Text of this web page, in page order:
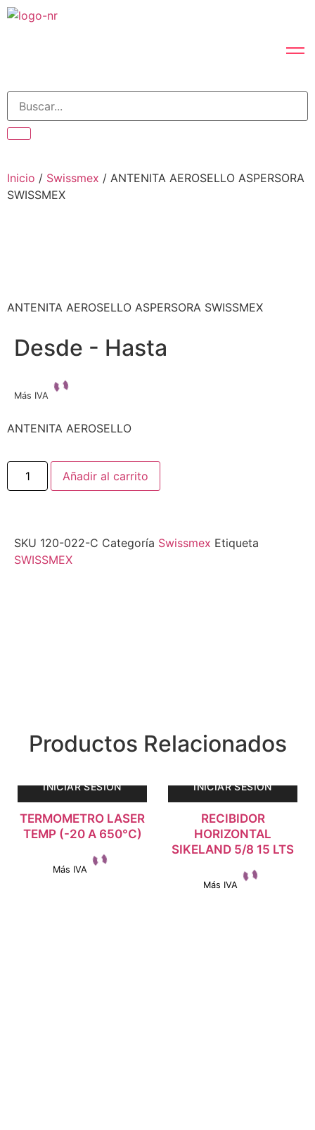
Inicio / Swissmex / ANTENITA AEROSELLO ASPERSORA
SWISSMEX
ANTENITA AEROSELLO ASPERSORA SWISSMEX
Desde - Hasta
Más IVA
ANTENITA AEROSELLO
Añadir al carrito
SKU 120-022-C Categoría Swissmex Etiqueta
SWISSMEX
Productos Relacionados
INICIAR SESIÓN
TERMOMETRO LASER
TEMP (-20 A 650°C)
Más IVA
INICIAR SESIÓN
RECIBIDOR
HORIZONTAL
SIKELAND 5/8 15 LTS
Más IVA